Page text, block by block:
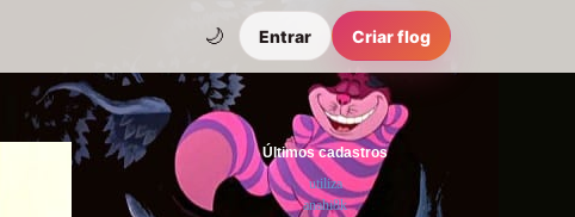
🌙 Entrar Criar flog
Últimos cadastros
utiliza
anahi8k